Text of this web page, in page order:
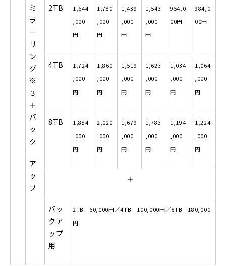
ミ
ラ
ー
リ
ン
グ
※
３
＋
バ
ッ
ク
ア
ッ
プ
2TB
1,644
,000
円
1,780
,000
円
1,439
,000
円
1,543
,000
円
954,0
00円
984,0
00円
4TB
1,724
,000
円
1,860
,000
円
1,519
,000
円
1,623
,000
円
1,034
,000
円
1,064
,000
円
8TB
1,884
,000
円
2,020
,000
円
1,679
,000
円
1,783
,000
円
1,194
,000
円
1,224
,000
円
＋
バッ
クア
ップ
用
2TB 60,000円／4TB 100,000円／8TB 180,000
円